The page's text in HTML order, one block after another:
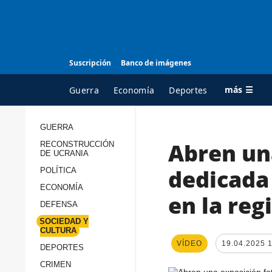
Suscripción Banco de imágenes
Guerra Economía Deportes más ☰
TODAS LAS
Reconstrucción de
GUERRA
RECONSTRUCCIÓN
DE UCRANIA
POLÍTICA
ECONOMÍA
DEFENSA
SOCIEDAD Y
CULTURA
DEPORTES
CRIMEN
Abren
en la
VÍDEO 19.04.2025